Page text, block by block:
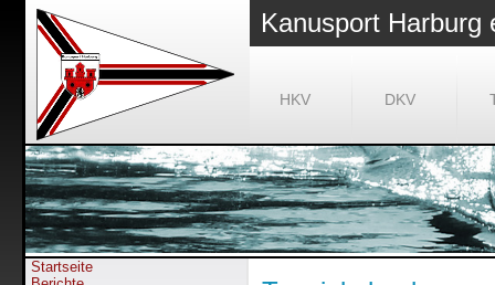
Kanusport Harburg
HKV DKV
Startseite